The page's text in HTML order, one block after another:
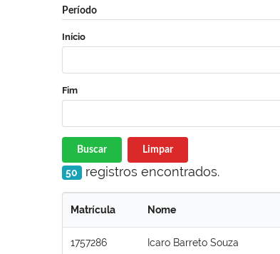
Período
Início
Fim
Buscar Limpar
50 registros encontrados.
Matrícula Nome
1757286 Icaro Barreto Souza